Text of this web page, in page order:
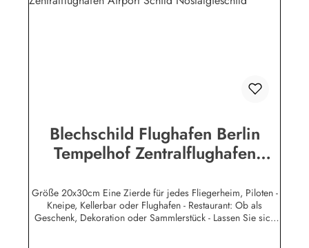
Blechschild Flughafen Berlin
Tempelhof Zentralflughafen
Größe 20x30cm Eine Zierde für jedes Fliegerheim, Piloten -
Kneipe, Kellerbar oder Flughafen - Restaurant: Ob als
Geschenk, Dekoration oder Sammlerstück - Lassen Sie sich